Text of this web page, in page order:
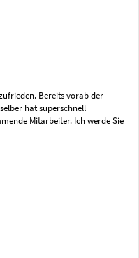
Bereits vorab der
hat superschnell
Mitarbeiter. Ich werde Sie